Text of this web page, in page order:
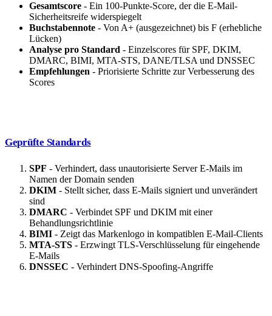
Gesamtscore - Ein 100-Punkte-Score, der die E-Mail-
Sicherheitsreife widerspiegelt
Buchstabennote - Von A+ (ausgezeichnet) bis F (erhebliche
Lücken)
Analyse pro Standard - Einzelscores für SPF, DKIM,
DMARC, BIMI, MTA-STS, DANE/TLSA und DNSSEC
Empfehlungen - Priorisierte Schritte zur Verbesserung des
Scores
Geprüfte Standards
SPF - Verhindert, dass unautorisierte Server E-Mails im
Namen der Domain senden
DKIM - Stellt sicher, dass E-Mails signiert und unverändert
sind
DMARC - Verbindet SPF und DKIM mit einer
Behandlungsrichtlinie
BIMI - Zeigt das Markenlogo in kompatiblen E-Mail-Clients
MTA-STS - Erzwingt TLS-Verschlüsselung für eingehende
E-Mails
DNSSEC - Verhindert DNS-Spoofing-Angriffe